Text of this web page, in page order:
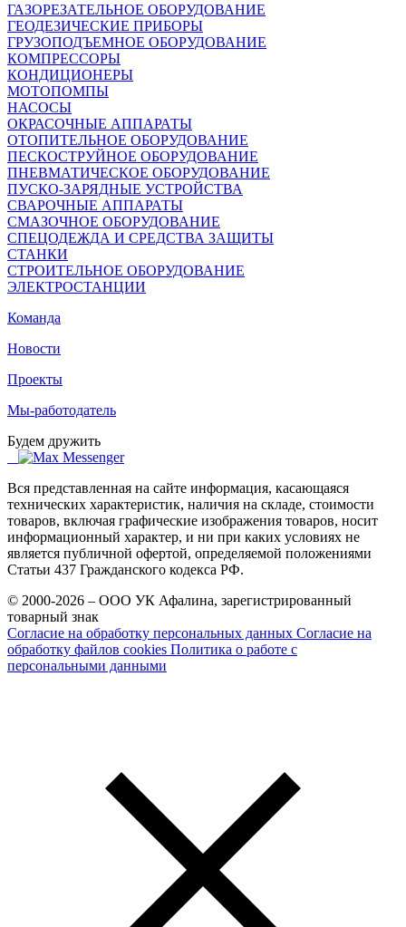
ГАЗОРЕЗАТЕЛЬНОЕ ОБОРУДОВАНИЕ
ГЕОДЕЗИЧЕСКИЕ ПРИБОРЫ
ГРУЗОПОДЪЕМНОЕ ОБОРУДОВАНИЕ
КОМПРЕССОРЫ
КОНДИЦИОНЕРЫ
МОТОПОМПЫ
НАСОСЫ
ОКРАСОЧНЫЕ АППАРАТЫ
ОТОПИТЕЛЬНОЕ ОБОРУДОВАНИЕ
ПЕСКОСТРУЙНОЕ ОБОРУДОВАНИЕ
ПНЕВМАТИЧЕСКОЕ ОБОРУДОВАНИЕ
ПУСКО-ЗАРЯДНЫЕ УСТРОЙСТВА
СВАРОЧНЫЕ АППАРАТЫ
СМАЗОЧНОЕ ОБОРУДОВАНИЕ
СПЕЦОДЕЖДА И СРЕДСТВА ЗАЩИТЫ
СТАНКИ
СТРОИТЕЛЬНОЕ ОБОРУДОВАНИЕ
ЭЛЕКТРОСТАНЦИИ
Команда
Новости
Проекты
Мы-работодатель
Будем дружить
Вся представленная на сайте информация, касающаяся
технических характеристик, наличия на складе, стоимости
товаров, включая графические изображения товаров, носит
информационный характер, и ни при каких условиях не
является публичной офертой, определяемой положениями
Статьи 437 Гражданского кодекса РФ.
© 2000-2026 – ООО УК Афалина, зарегистрированный
товарный знак
Согласие на обработку персональных данных Согласие на
обработку файлов cookies Политика о работе с
персональными данными